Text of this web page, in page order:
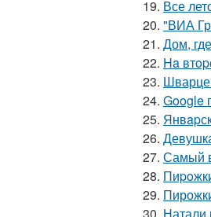
19. Все
20. "ВИА
21. Дом,
22. Ha
23.
24. Google
25.
26.
27. Самый
28.
29.